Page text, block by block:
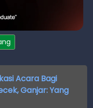
Acara Bagi
Ganjar: Yang